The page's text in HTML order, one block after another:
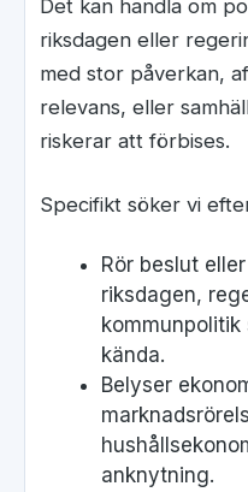
Det kan handla om
riksdagen eller
med stor påverkan,
relevans, eller
riskerar att förbises.
Specifikt söker vi
Rör beslut
riksdagen,
kända.
Belyser
anknytning.